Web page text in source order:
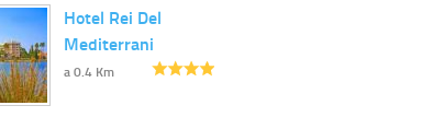
Hotel Rei Del
Mediterrani
a 0.4 Km